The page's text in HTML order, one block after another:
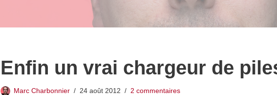
Enfin un vrai chargeur de
Marc Charbonnier 24 août 2012 2 commentaires